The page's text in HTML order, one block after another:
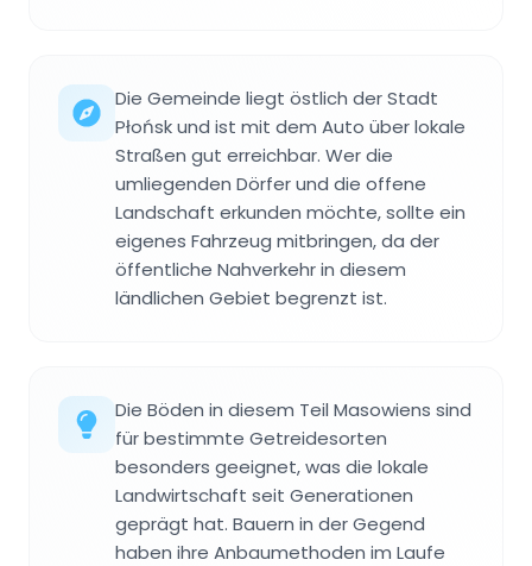
Die Gemeinde liegt östlich der Stadt
Płońsk und ist mit dem Auto über lokale
Straßen gut erreichbar. Wer die
umliegenden Dörfer und die offene
Landschaft erkunden möchte, sollte ein
eigenes Fahrzeug mitbringen, da der
öffentliche Nahverkehr in diesem
ländlichen Gebiet begrenzt ist.
Die Böden in diesem Teil Masowiens sind
für bestimmte Getreidesorten
besonders geeignet, was die lokale
Landwirtschaft seit Generationen
geprägt hat. Bauern in der Gegend
haben ihre Anbaumethoden im Laufe